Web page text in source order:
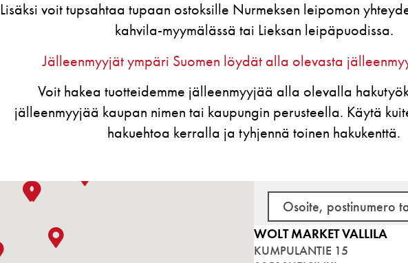
Lisäksi voit tupsahtaa tupaan ostoksille Nurmeksen leipomon
kahvila-myymälässä tai Lieksan leipäpuodissa.
Jälleenmyyjät ympäri Suomen löydät alla olevasta
Voit hakea tuotteidemme jälleenmyyjää alla olevalla
jälleenmyyjää kaupan nimen tai kaupungin perusteella. Käytä
hakuehtoa kerralla ja tyhjennä toinen hakukenttä.
WOLT MARKET VALLILA
KUMPULANTIE 15